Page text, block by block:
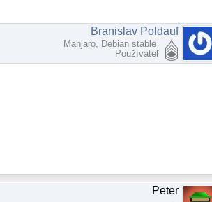
Branislav Poldauf
Manjaro, Debian stable
Používateľ
Peter